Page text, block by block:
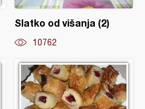
Slatko od višanja (2)
10762